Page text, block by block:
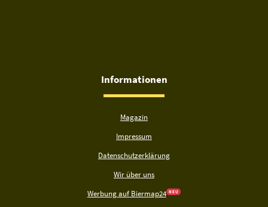
Informationen
Magazin
Impressum
Datenschutzerklärung
Wir über uns
Werbung auf Biermap24 N E U